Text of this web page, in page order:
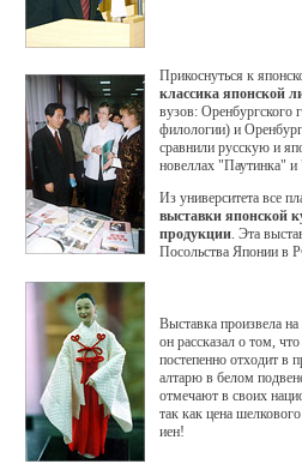
Прикоснуться к
классика японской
вузов: Оренбургского
филологии) и
сравнили русскую и
новеллах "Паутинка"
Из университета все
выставки японской
продукции . Эта
Посольства Японии в
Выставка произвела
он рассказал о том,
постепенно отходит в
алтарю в белом
отмечают в своих
так как цена
иен!